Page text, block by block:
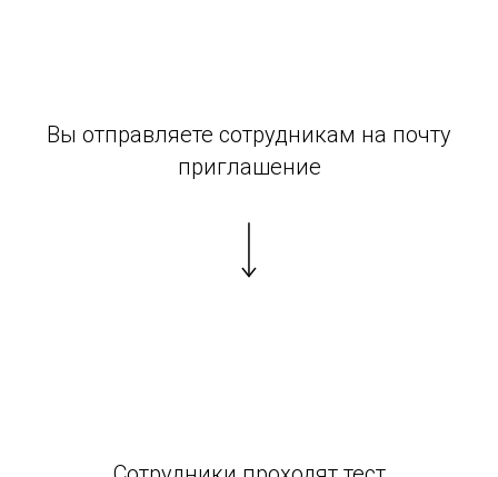
Вы отправляете сотрудникам на почту
приглашение